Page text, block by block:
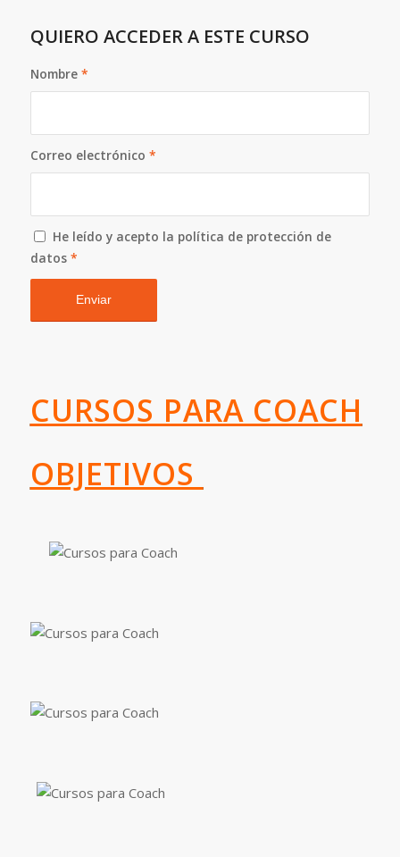
QUIERO ACCEDER A ESTE CURSO
Nombre *
Correo electrónico *
He leído y acepto la política de protección de
datos *
CURSOS PARA COACH
OBJETIVOS